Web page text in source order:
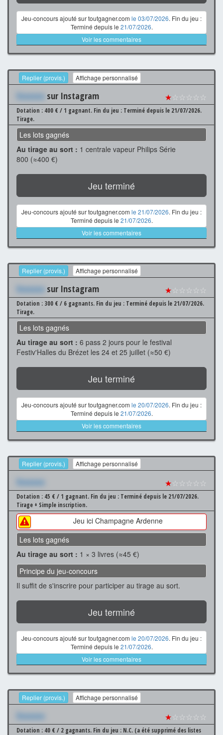
Jeu-concours ajouté sur toutgagner.com le 03/07/2026. Fin du jeu :
Terminé depuis le 21/07/2026.
Voir les commentaires
Replier (provis.) Affichage personnalisé
Xxxxxxx sur Instagram ★☆☆☆☆☆
Dotation : 400 € / 1 gagnant. Fin du jeu : Terminé depuis le 21/07/2026.
Tirage.
Les lots gagnés
Au tirage au sort : 1 centrale vapeur Philips Série
800 (≈400 €)
Jeu terminé
Jeu-concours ajouté sur toutgagner.com le 21/07/2026. Fin du jeu :
Terminé depuis le 21/07/2026.
Voir les commentaires
Replier (provis.) Affichage personnalisé
Xxxxxxx sur Instagram ★☆☆☆☆☆
Dotation : 300 € / 6 gagnants. Fin du jeu : Terminé depuis le 21/07/2026.
Tirage.
Les lots gagnés
Au tirage au sort : 6 pass 2 jours pour le festival
Festiv'Halles du Brézet les 24 et 25 juillet (≈50 €)
Jeu terminé
Jeu-concours ajouté sur toutgagner.com le 20/07/2026. Fin du jeu :
Terminé depuis le 21/07/2026.
Voir les commentaires
Replier (provis.) Affichage personnalisé
Xxxxxxx ★☆☆☆☆☆
Dotation : 45 € / 1 gagnant. Fin du jeu : Terminé depuis le 21/07/2026.
Tirage + Simple inscription.
Jeu ici Champagne Ardenne
Les lots gagnés
Au tirage au sort : 1 × 3 livres (≈45 €)
Principe du jeu-concours
Il suffit de s'inscrire pour participer au tirage au sort.
Jeu terminé
Jeu-concours ajouté sur toutgagner.com le 20/07/2026. Fin du jeu :
Terminé depuis le 21/07/2026.
Voir les commentaires
Replier (provis.) Affichage personnalisé
Xxxxxxx ★☆☆☆☆☆
Dotation : 40 € / 2 gagnants. Fin du jeu : N.C. (a été supprimé des listes